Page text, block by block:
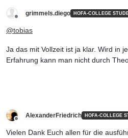
Offline
grimmels.diego HOFA-COLLEGE
@tobias
Ja das mit Vollzeit ist ja klar. Wird in
Erfahrung kann man nicht durch
Offline
AlexanderFriedrich HOFA-COLLEGE
Vielen Dank Euch allen für die